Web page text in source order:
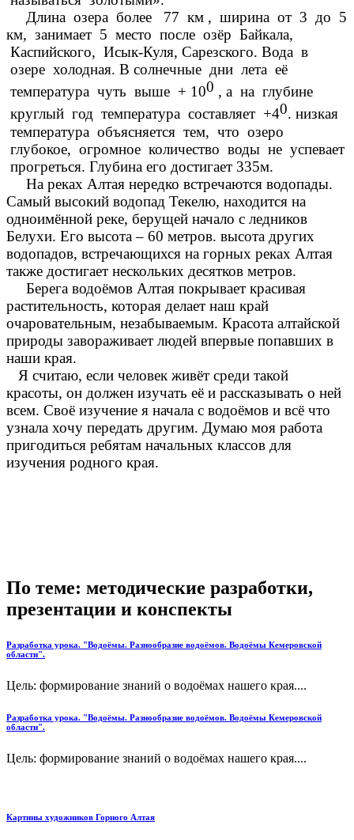
Длина озера более 77 км , ширина от 3 до 5
км, занимает 5 место после озёр Байкала,
Каспийского, Исык-Куля, Сарезского. Вода в
озере холодная. В солнечные дни лета её
температура чуть выше + 100 , а на глубине
круглый год температура составляет +40. низкая
температура объясняется тем, что озеро
глубокое, огромное количество воды не успевает
прогреться. Глубина его достигает 335м.
На реках Алтая нередко встречаются водопады.
Самый высокий водопад Текелю, находится на
одноимённой реке, берущей начало с ледников
Белухи. Его высота – 60 метров. высота других
водопадов, встречающихся на горных реках Алтая
также достигает нескольких десятков метров.
Берега водоёмов Алтая покрывает красивая
растительность, которая делает наш край
очаровательным, незабываемым. Красота алтайской
природы завораживает людей впервые попавших в
наши края.
Я считаю, если человек живёт среди такой
красоты, он должен изучать её и рассказывать о ней
всем. Своё изучение я начала с водоёмов и всё что
узнала хочу передать другим. Думаю моя работа
пригодиться ребятам начальных классов для
изучения родного края.
По теме: методические разработки,
презентации и конспекты
Разработка урока. "Водоёмы. Разнообразие водоёмов. Водоёмы Кемеровской
области".
Цель: формирование знаний о водоёмах нашего края....
Разработка урока. "Водоёмы. Разнообразие водоёмов. Водоёмы Кемеровской
области".
Цель: формирование знаний о водоёмах нашего края....
Картины художников Горного Алтая